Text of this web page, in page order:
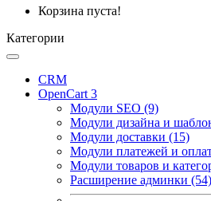
Корзина пуста!
Категории
CRM
OpenCart 3
Модули SEO (9)
Модули дизайна и
Модули доставки (15)
Модули платежей и
Модули товаров и
Расширение админки (54)